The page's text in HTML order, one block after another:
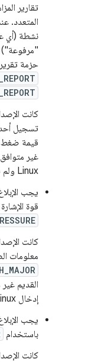
تقارير
المتعدد.
نشطة (أي
حزمة
تسجيل
غير
Linux ولم يعُد متاحًا.
يجب
قوة
معلومات
القديم
إدخال Linux ولم يعُد متاحًا.
يجب
باستخدام